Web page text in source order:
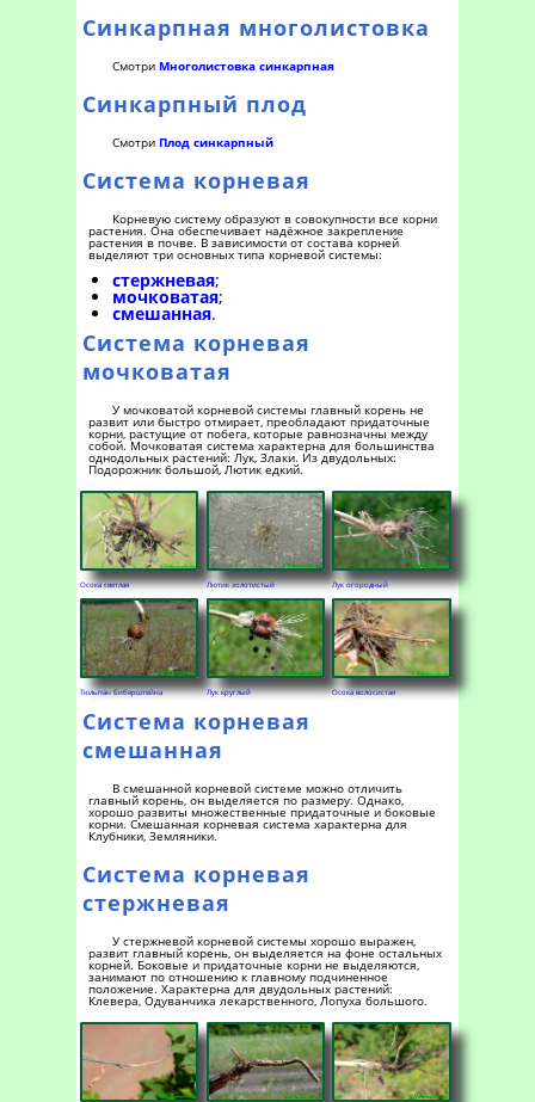
Синкарпная многолистовка
Смотри Многолистовка синкарпная
Синкарпный плод
Смотри Плод синкарпный
Система корневая
Корневую систему образуют в совокупности все корни
растения. Она обеспечивает надёжное закрепление
растения в почве. В зависимости от состава корней
выделяют три основных типа корневой системы:
стержневая;
мочковатая;
смешанная.
Система корневая
мочковатая
У мочковатой корневой системы главный корень не
развит или быстро отмирает, преобладают придаточные
корни, растущие от побега, которые равнозначны между
собой. Мочковатая система характерна для большинства
однодольных растений: Лук, Злаки. Из двудольных:
Подорожник большой, Лютик едкий.
Осока светлая Лютик золотистый Лук огородный
Тюльпан Биберштейна Лук круглый Осока волосистая
Система корневая
смешанная
В смешанной корневой системе можно отличить
главный корень, он выделяется по размеру. Однако,
хорошо развиты множественные придаточные и боковые
корни. Смешанная корневая система характерна для
Клубники, Земляники.
Система корневая
стержневая
У стержневой корневой системы хорошо выражен,
развит главный корень, он выделяется на фоне остальных
корней. Боковые и придаточные корни не выделяются,
занимают по отношению к главному подчиненное
положение. Характерна для двудольных растений:
Клевера, Одуванчика лекарственного, Лопуха большого.